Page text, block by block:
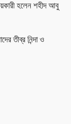
হলেন শহীদ আবু
তীব্র নিন্দা ও